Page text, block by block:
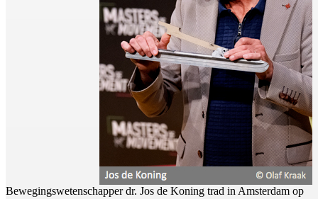
Bewegingswetenschapper dr. Jos de Koning trad in Amsterdam op